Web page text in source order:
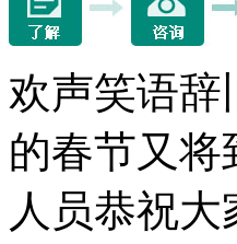
欢声笑语辞
的春节又
人员恭祝